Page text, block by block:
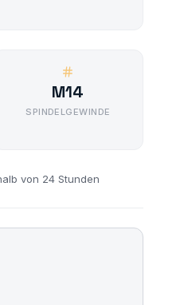
M14
SPINDELGEWINDE
von 24 Stunden